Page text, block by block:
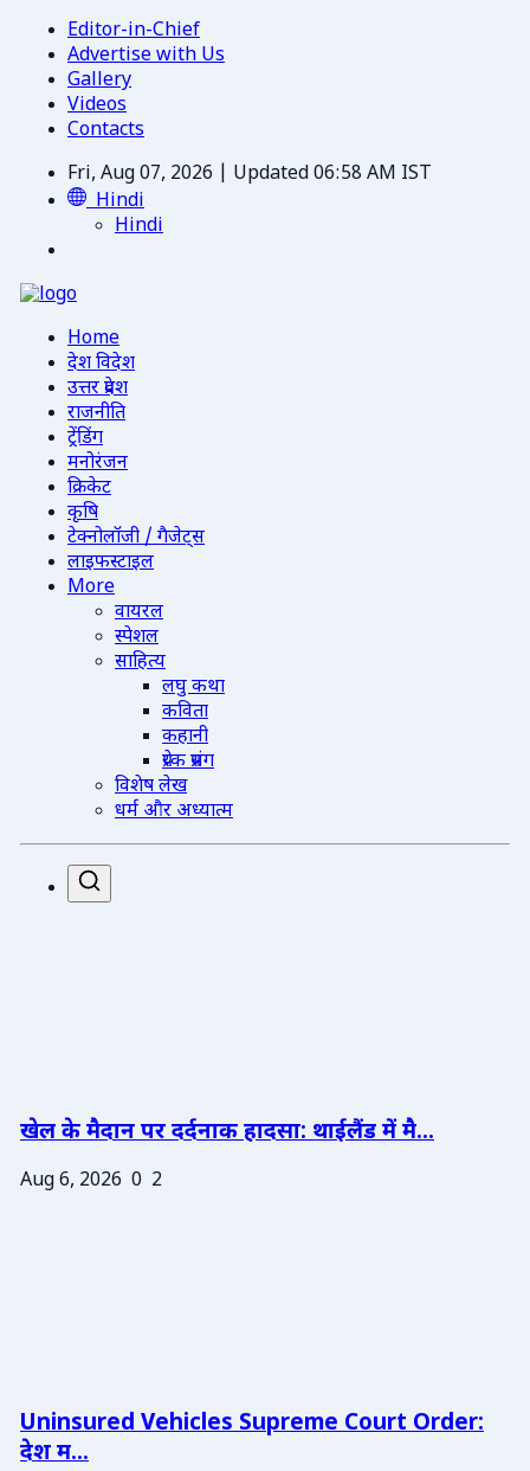
Editor-in-Chief
Advertise with Us
Gallery
Videos
Contacts
Fri, Aug 07, 2026 | Updated 06:58 AM IST
Hindi
Hindi
Home
देश विदेश
उत्तर प्रदेश
राजनीति
ट्रेंडिंग
मनोरंजन
क्रिकेट
कृषि
टेक्नोलॉजी / गैजेट्स
लाइफस्टाइल
More
वायरल
स्पेशल
साहित्य
लघु कथा
कविता
कहानी
प्रेरक प्रसंग
विशेष लेख
धर्म और अध्यात्म
खेल के मैदान पर दर्दनाक हादसा: थाईलैंड में मै...
Aug 6, 2026 0 2
Uninsured Vehicles Supreme Court Order:
देश म...